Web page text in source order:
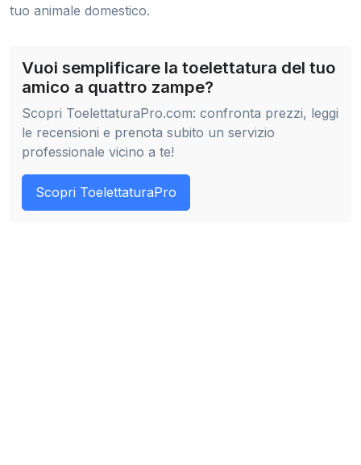
tuo animale domestico.
Vuoi semplificare la toelettatura del tuo
amico a quattro zampe?
Scopri ToelettaturaPro.com: confronta prezzi, leggi
le recensioni e prenota subito un servizio
professionale vicino a te!
Scopri ToelettaturaPro